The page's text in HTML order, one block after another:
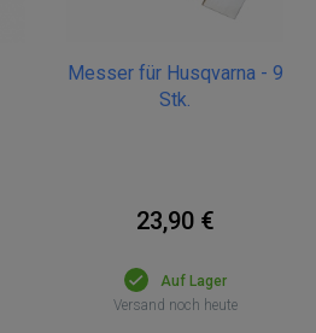
Messer für Husqvarna - 9
Stk.
23,90 €
Auf Lager
Versand noch heute